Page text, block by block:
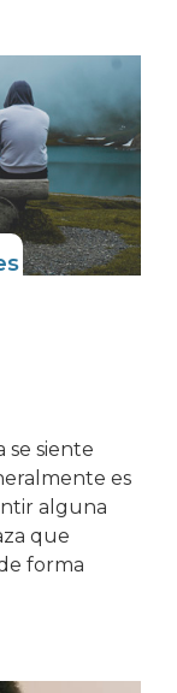
se siente
es
alguna
que
forma